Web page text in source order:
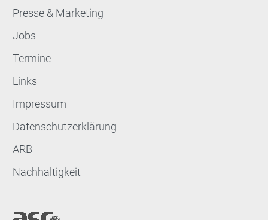
Presse & Marketing
Jobs
Termine
Links
Impressum
Datenschutzerklärung
ARB
Nachhaltigkeit